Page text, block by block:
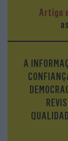
“Vamos
capitão e
paredes do
presidente
uma data
centenário e
muito
redondezas
Artigo
A